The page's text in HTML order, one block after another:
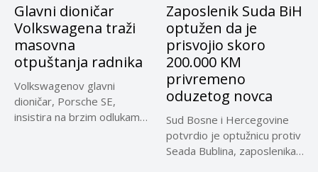
Glavni dioničar
Volkswagena traži
masovna
otpuštanja radnika
Volkswagenov glavni
dioničar, Porsche SE,
insistira na brzim odlukama
Zaposlenik Suda BiH
optužen da je
prisvojio skoro
200.000 KM
privremeno
oduzetog novca
Sud Bosne i Hercegovine
potvrdio je optužnicu protiv
Seada Bublina, zaposlenika